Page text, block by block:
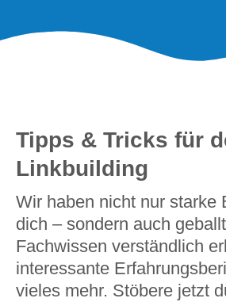
Tipps & Tricks für
Linkbuilding
Wir haben nicht nur starke
dich – sondern auch
Fachwissen verständlich
interessante
vieles mehr. Stöbere jetzt